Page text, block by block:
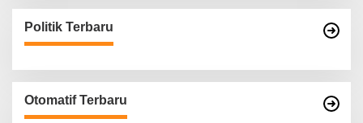
Politik Terbaru
Otomatif Terbaru